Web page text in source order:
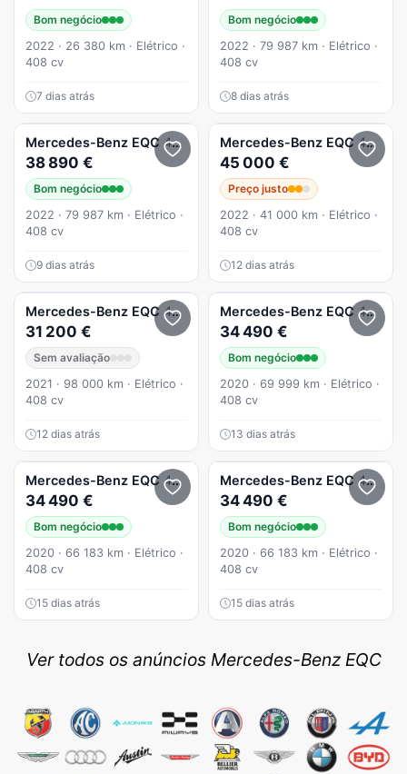
Bom negócio
2022 · 26 380 km · Elétrico ·
408 cv
7 dias atrás
Bom negócio
2022 · 79 987 km · Elétrico ·
408 cv
8 dias atrás
Mercedes-Benz EQC 400 4Matic
38 890 €
Bom negócio
2022 · 79 987 km · Elétrico ·
408 cv
9 dias atrás
Mercedes-Benz EQC 400 4Matic
45 000 €
Preço justo
2022 · 41 000 km · Elétrico ·
408 cv
12 dias atrás
Mercedes-Benz EQC 400 4Matic
31 200 €
Sem avaliação
2021 · 98 000 km · Elétrico ·
408 cv
12 dias atrás
Mercedes-Benz EQC 400 4Matic Electric Art
34 490 €
Bom negócio
2020 · 69 999 km · Elétrico ·
408 cv
13 dias atrás
Mercedes-Benz EQC 400 4Matic Electric Art
34 490 €
Bom negócio
2020 · 66 183 km · Elétrico ·
408 cv
15 dias atrás
Mercedes-Benz EQC 400 4Matic Electric Art
34 490 €
Bom negócio
2020 · 66 183 km · Elétrico ·
408 cv
15 dias atrás
Ver todos os anúncios Mercedes-Benz EQC